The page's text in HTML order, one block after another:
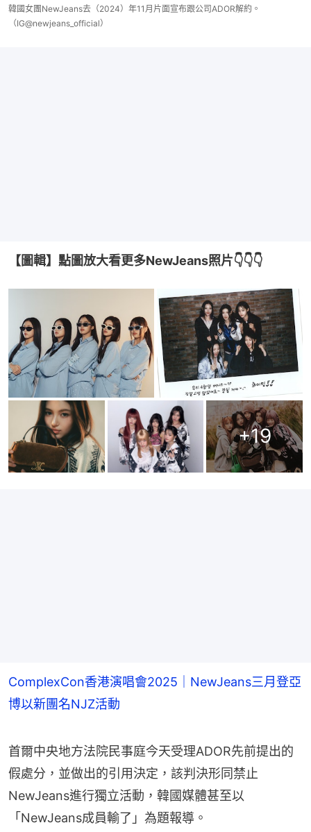
韓國女團NewJeans去（2024）年11月片面宣布跟公司ADOR解約。
（IG@newjeans_official）
【圖輯】點圖放大看更多NewJeans照片👇👇👇
+19
ComplexCon香港演唱會2025｜NewJeans三月登亞
博以新團名NJZ活動
首爾中央地方法院民事庭今天受理ADOR先前提出的
假處分，並做出的引用決定，該判決形同禁止
NewJeans進行獨立活動，韓國媒體甚至以
「NewJeans成員輸了」為題報導。